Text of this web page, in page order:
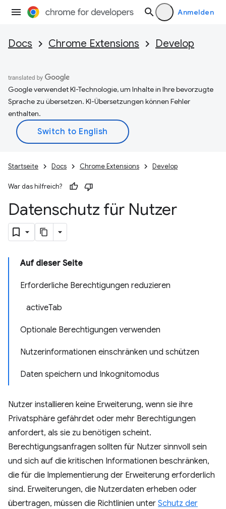
Anmelden
Docs Chrome Extensions Develop
Google verwendet KI-Technologie, um Inhalte in Ihre bevorzugte
Sprache zu übersetzen. KI-Übersetzungen können Fehler
enthalten.
Startseite Docs Chrome Extensions Develop
War das hilfreich?
Datenschutz für Nutzer
Auf dieser Seite
Erforderliche Berechtigungen reduzieren
activeTab
Optionale Berechtigungen verwenden
Nutzerinformationen einschränken und schützen
Daten speichern und Inkognitomodus
Nutzer installieren keine Erweiterung, wenn sie ihre
Privatsphäre gefährdet oder mehr Berechtigungen
anfordert, als sie zu benötigen scheint.
Berechtigungsanfragen sollten für Nutzer sinnvoll sein
und sich auf die kritischen Informationen beschränken,
die für die Implementierung der Erweiterung erforderlich
sind. Erweiterungen, die Nutzerdaten erheben oder
übertragen, müssen die Richtlinien unter Schutz der